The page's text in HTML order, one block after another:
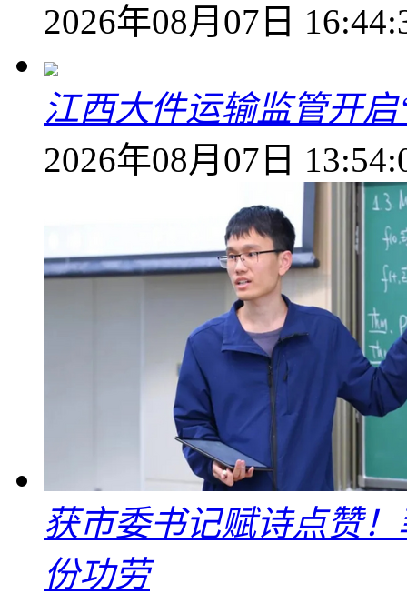
2026年08月07日
江西大件运输监管开
2026年08月07日
获市委书记赋诗点赞
份功劳